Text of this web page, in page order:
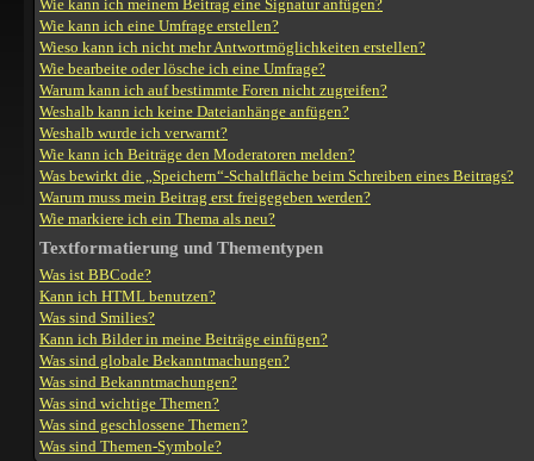
Wie kann ich meinem Beitrag eine Signatur anfügen?
Wie kann ich eine Umfrage erstellen?
Wieso kann ich nicht mehr Antwortmöglichkeiten erstellen?
Wie bearbeite oder lösche ich eine Umfrage?
Warum kann ich auf bestimmte Foren nicht zugreifen?
Weshalb kann ich keine Dateianhänge anfügen?
Weshalb wurde ich verwarnt?
Wie kann ich Beiträge den Moderatoren melden?
Was bewirkt die „Speichern“-Schaltfläche beim Schreiben eines Beitrags?
Warum muss mein Beitrag erst freigegeben werden?
Wie markiere ich ein Thema als neu?
Textformatierung und Thementypen
Was ist BBCode?
Kann ich HTML benutzen?
Was sind Smilies?
Kann ich Bilder in meine Beiträge einfügen?
Was sind globale Bekanntmachungen?
Was sind Bekanntmachungen?
Was sind wichtige Themen?
Was sind geschlossene Themen?
Was sind Themen-Symbole?